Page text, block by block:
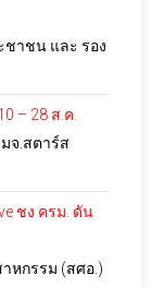
ชาชน และ รอง
– 28 ส.ค.
จ.สตาร์ส
ชง ครม. ดัน
หกรรม (สศอ.)